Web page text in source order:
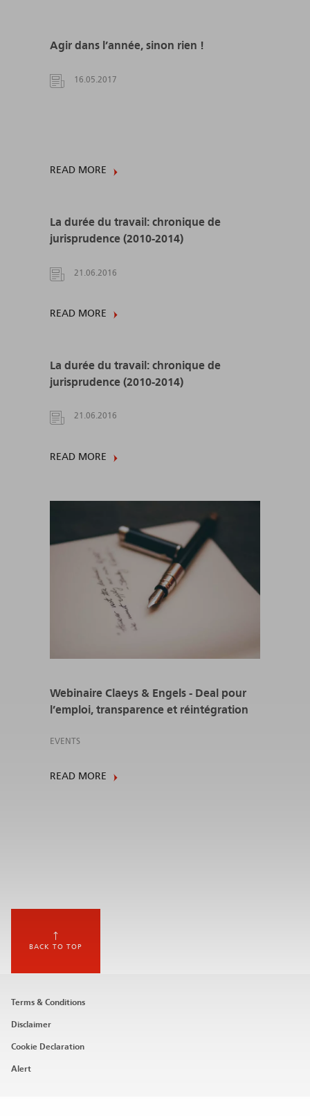
Agir dans l’année, sinon rien !
16.05.2017
READ MORE
La durée du travail: chronique de
jurisprudence (2010-2014)
21.06.2016
READ MORE
La durée du travail: chronique de
jurisprudence (2010-2014)
21.06.2016
READ MORE
Webinaire Claeys & Engels - Deal pour
l’emploi, transparence et réintégration
EVENTS
READ MORE
BACK TO TOP
Footer
menu
Terms & Conditions
Disclaimer
Cookie Declaration
Alert